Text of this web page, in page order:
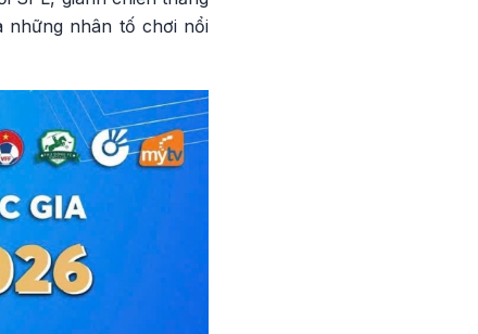
những nhân tố chơi nổi